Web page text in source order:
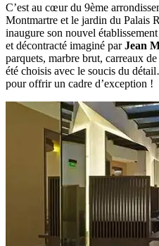
C’est au cœur du 9ème
Montmartre et le jardin du Palais
inaugure son nouvel établissement
et décontracté imaginé parJean
parquets, marbre brut, carreaux
été choisis avec le soucis du
pour offrir un cadre d’exception !